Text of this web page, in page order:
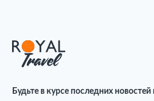
Будьте в курсе последних